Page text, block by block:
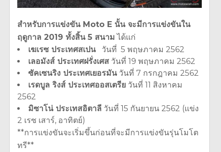
สำหรับการแข่งขัน Moto E นั้น จะมีการแข่งขันใน
ฤดูกาล 2019 ทั้งสิ้น 5 สนาม ได้แก่
เฆเรซ ประเทศสเปนวันที่ 5 พฤษภาคม 2562
เลอมังส์ ประเทศฝรั่งเศส วันที่ 19 พฤษภาคม 2562
ซัคเซนริง ประเทศเยอรมันวันที่ 7 กรกฎาคม 2562
เรดบูล ริงส์ ประเทศออสเตรีย วันที่ 11 สิงหาคม
2562
มิซาโน่ ประเทสอิตาลี วันที่ 15 กันยายน 2562 (แข่ง
2 เรซ เสาร์, อาทิตย์)
**การแข่งขันจะเริ่มขึ้นก่อนที่จะมีการแข่งขันรุ่นโมโต
ทรี**